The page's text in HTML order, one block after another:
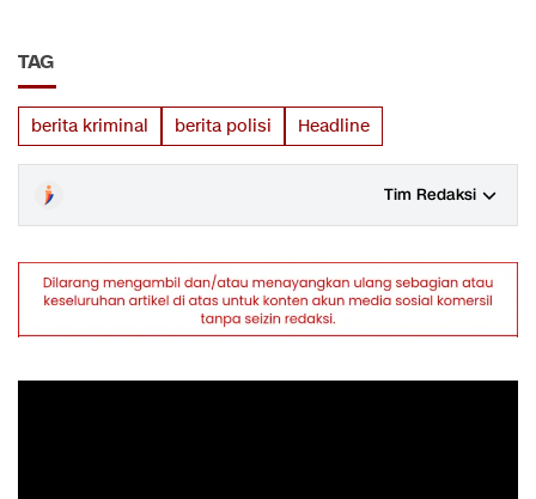
TAG
berita kriminal berita polisi Headline
Tim Redaksi